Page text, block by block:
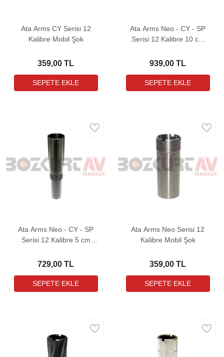
Ata Arms CY Serisi 12
Kalibre Mobil Şok
359,00 TL
Ata Arms Neo - CY - SP
Serisi 12 Kalibre 10 cm
939,00 TL
Ata Arms Neo - CY - SP
Serisi 12 Kalibre 5 cm
729,00 TL
Ata Arms Neo Serisi 12
Kalibre Mobil Şok
359,00 TL